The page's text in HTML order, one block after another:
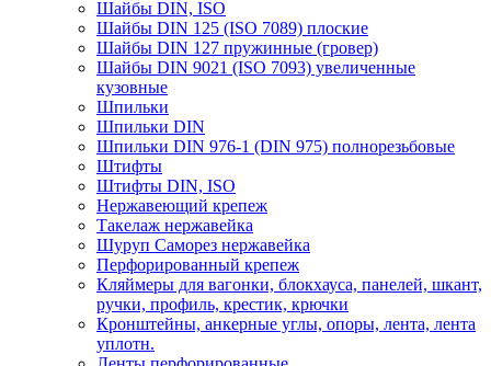
Шайбы DIN, ISO
Шайбы DIN 125 (ISO 7089) плоские
Шайбы DIN 127 пружинные (гровер)
Шайбы DIN 9021 (ISO 7093) увеличенные
кузовные
Шпильки
Шпильки DIN
Шпильки DIN 976-1 (DIN 975) полнорезьбовые
Штифты
Штифты DIN, ISO
Нержавеющий крепеж
Такелаж нержавейка
Шуруп Саморез нержавейка
Перфорированный крепеж
Кляймеры для вагонки, блокхауса, панелей, шкант,
ручки, профиль, крестик, крючки
Кронштейны, анкерные углы, опоры, лента, лента
уплотн.